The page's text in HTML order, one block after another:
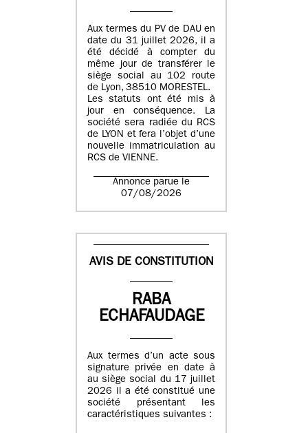
Aux termes du PV de DAU en
date du 31 juillet 2026, il a
été décidé à compter du
même jour de transférer le
siège social au 102 route
de Lyon, 38510 MORESTEL.
Les statuts ont été mis à
jour en conséquence. La
société sera radiée du RCS
de LYON et fera l’objet d’une
nouvelle immatriculation au
RCS de VIENNE.
Annonce parue le
07/08/2026
AVIS DE CONSTITUTION
RABA
ECHAFAUDAGE
Aux termes d’un acte sous
signature privée en date à
au siège social du 17 juillet
2026 il a été constitué une
société présentant les
caractéristiques suivantes :